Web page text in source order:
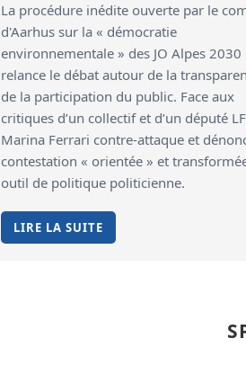
La procédure inédite ouverte par le
d'Aarhus sur la « démocratie
environnementale » des JO Alpes 2030
relance le débat autour de la
de la participation du public. Face aux
critiques d’un collectif et d’un député
Marina Ferrari contre-attaque et
contestation « orientée » et
outil de politique politicienne.
LIRE LA SUITE